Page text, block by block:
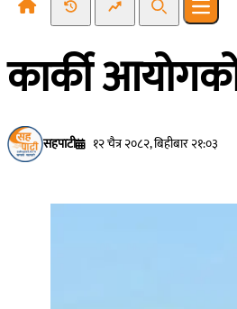
Recent NewsTrending News
SearchOpen
कार्की
सहपाटी १२ चैत्र २०८२, बिहीबार २१:०३